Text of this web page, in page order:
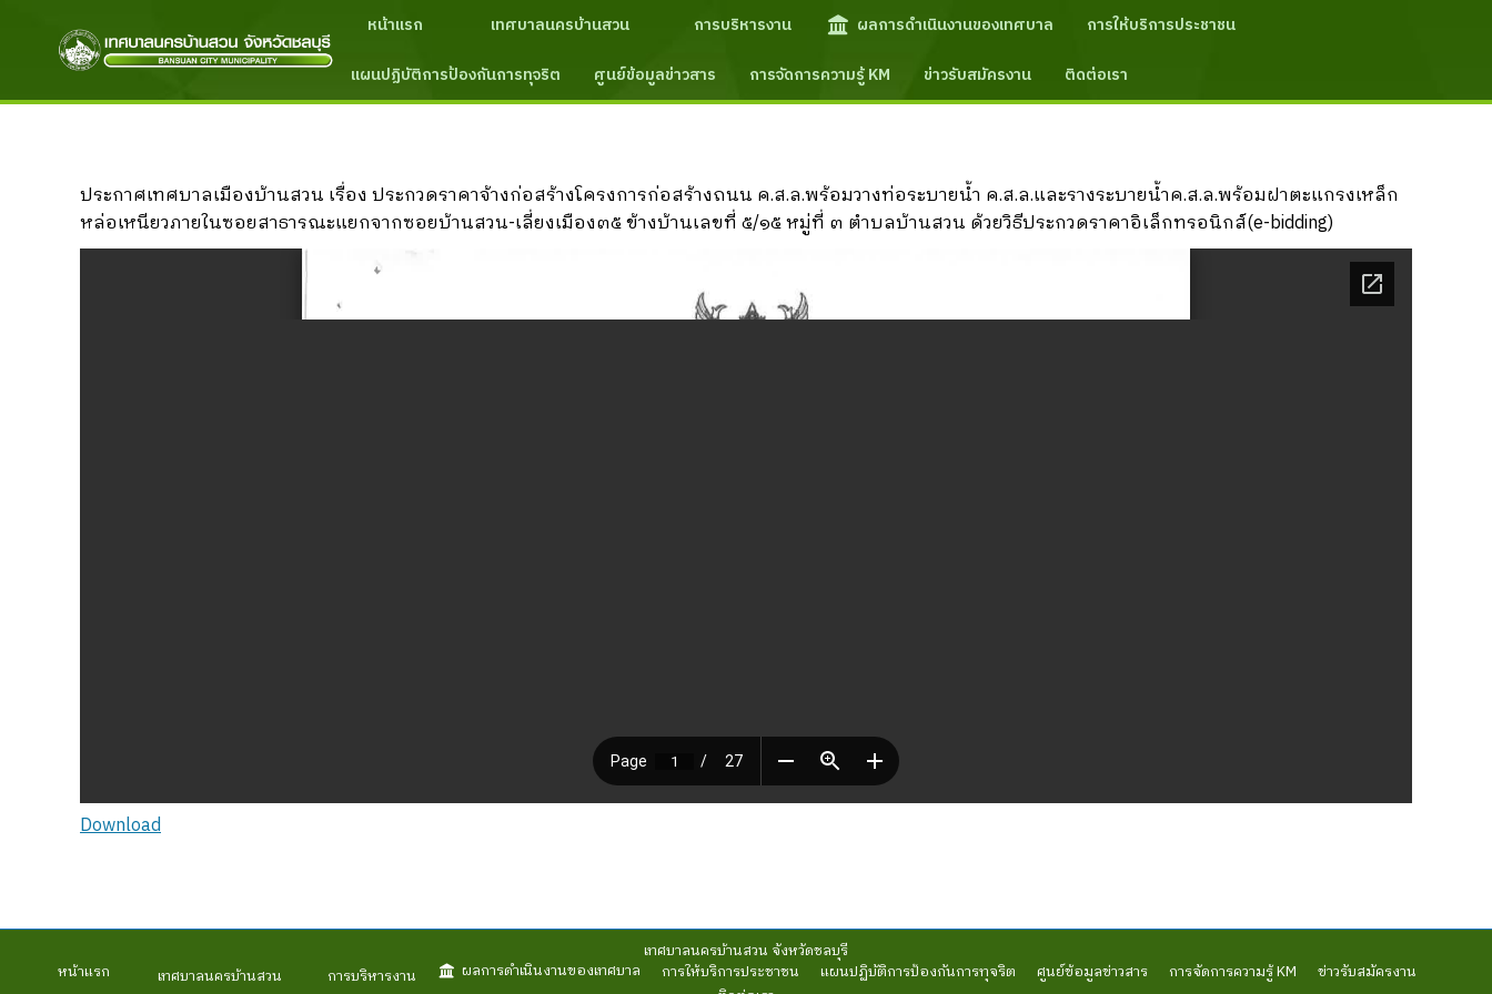
หน้าแรก เทศบาลนครบ้านสวน การบริหารงาน ผลการดำเนินงานของเทศบาล
การให้บริการประชาชน
แผนปฏิบัติการป้องกันการทุจริต
ศูนย์ข้อมูลข่าวสาร การจัดการความรู้ KM ข่าวรับสมัครงาน ติดต่อเรา
ประกาศเทศบาลเมืองบ้านสวน เรื่อง ประกวดราคาจ้างก่อสร้างโครงการก่อสร้างถนน ค.ส.ล.พร้อมวางท่อระบายน้ำ ค.ส.ล.และรางระบายน้ำค.ส.ล.พร้อมฝาตะแกรงเหล็ก
หล่อเหนียวภายในซอยสาธารณะแยกจากซอยบ้านสวน-เลี่ยงเมือง๓๕ ข้างบ้านเลขที่ ๕/๑๕ หมู่ที่ ๓ ตำบลบ้านสวน ด้วยวิธีประกวดราคาอิเล็กทรอนิกส์(e-bidding)
Download
เทศบาลนครบ้านสวน จังหวัดชลบุรี
หน้าแรก
เทศบาลนครบ้านสวน การบริหารงาน ผลการดำเนินงานของเทศบาล การให้บริการประชาชน แผนปฏิบัติการป้องกันการทุจริต ศูนย์ข้อมูลข่าวสาร การจัดการความรู้ KM
ข่าวรับสมัครงาน